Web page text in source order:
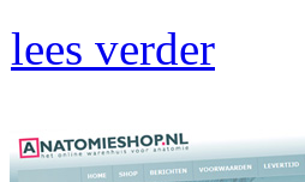
lees verder